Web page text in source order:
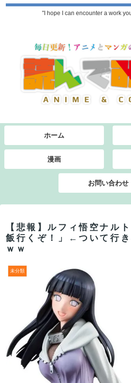
"I hope I can encounter a work
ホーム
漫画
お問い合わせ
【悲報】ルフィ悟空ナル
飯行くぞ！」←ついて行
ｗｗ
未分類